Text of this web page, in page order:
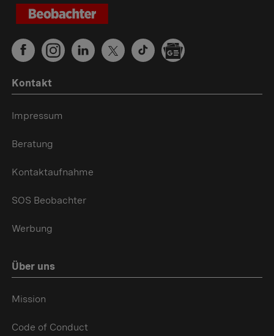
Kontakt
Impressum
Beratung
Kontaktaufnahme
SOS Beobachter
Werbung
Über uns
Mission
Code of Conduct